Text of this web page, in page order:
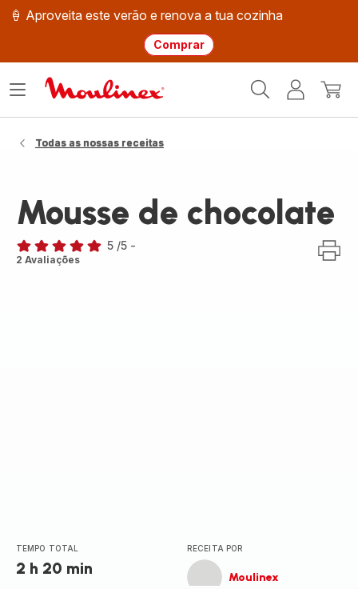
🍦 Aproveita este verão e renova a tua cozinha
Comprar
Moulinex
O
Abrir
Todas as nossas receitas
Mousse de chocolate
Avaliações
5 /5 -
2 Avaliações
TEMPO TOTAL
2 h 20 min
RECEITA POR
Moulinex